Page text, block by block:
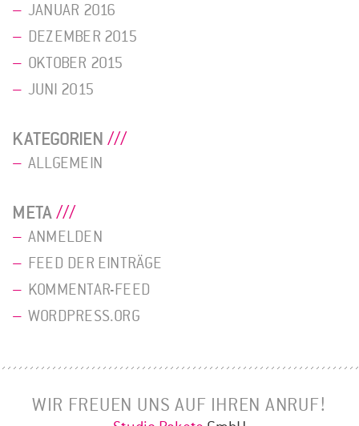
JANUAR 2016
DEZEMBER 2015
OKTOBER 2015
JUNI 2015
KATEGORIEN
ALLGEMEIN
META
ANMELDEN
FEED DER EINTRÄGE
KOMMENTAR-FEED
WORDPRESS.ORG
WIR FREUEN UNS AUF IHREN ANRUF!